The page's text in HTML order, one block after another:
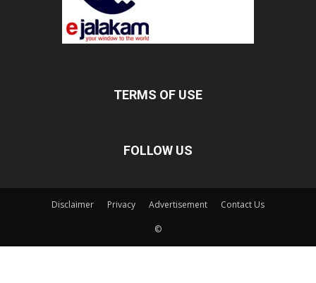
TERMS OF USE
FOLLOW US
Disclaimer Privacy Advertisement Contact Us
©